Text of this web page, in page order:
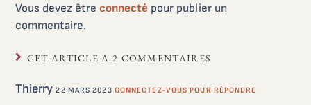
Vous devez être connecté pour publier un
commentaire.
CET ARTICLE A 2 COMMENTAIRES
Thierry22 MARS 2023 CONNECTEZ-VOUS POUR RÉPONDRE